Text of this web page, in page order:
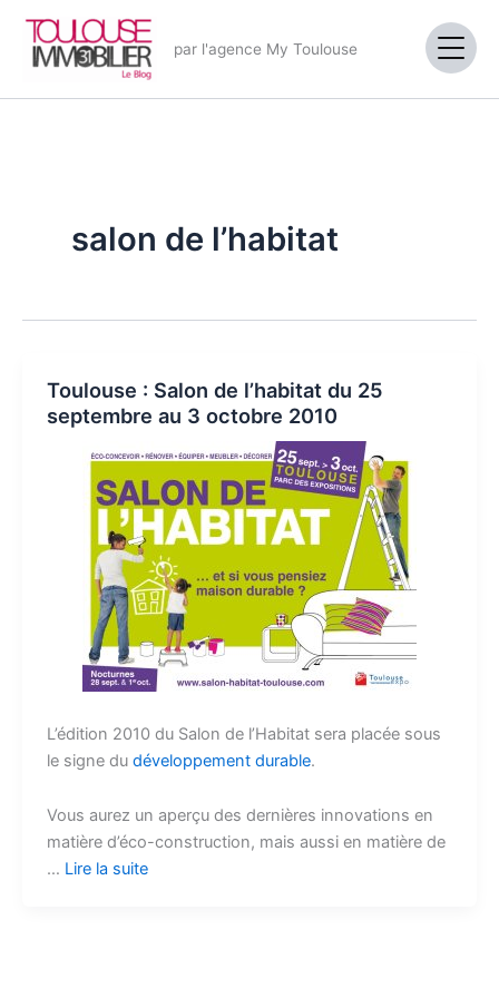
contenu
par l'agence My Toulouse
salon de l’habitat
Toulouse : Salon de l’habitat du 25
septembre au 3 octobre 2010
L’édition 2010 du Salon de l’Habitat sera placée sous
le signe du développement durable.
Vous aurez un aperçu des dernières innovations en
matière d’éco-construction, mais aussi en matière de
… Lire la suite